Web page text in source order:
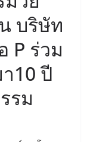
บริษัท
P ร่วม
10 ปี
รม